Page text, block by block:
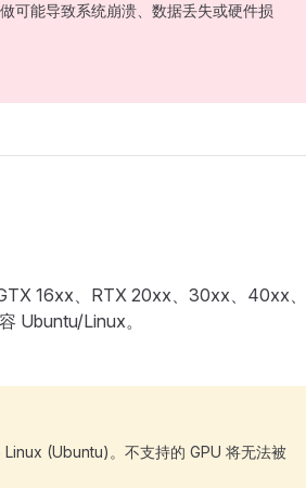
可能导致系统崩溃、数据丢失或硬件损
16xx、RTX 20xx、30xx、40xx、
Ubuntu/Linux。
(Ubuntu)。不支持的 GPU 将无法被